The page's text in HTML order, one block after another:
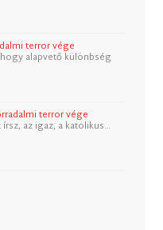
terror vége
alapvető különbség
terror vége
az igaz, a katolikus…